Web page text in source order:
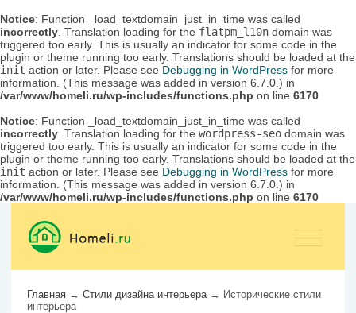
Notice: Function _load_textdomain_just_in_time was called
incorrectly . Translation loading for the flatpm_l10n domain was
triggered too early. This is usually an indicator for some code in the
plugin or theme running too early. Translations should be loaded at the
init action or later. Please see Debugging in WordPress for more
information. (This message was added in version 6.7.0.) in
/var/www/homeli.ru/wp-includes/functions.php on line 6170
Notice: Function _load_textdomain_just_in_time was called
incorrectly . Translation loading for the wordpress-seo domain was
triggered too early. This is usually an indicator for some code in the
plugin or theme running too early. Translations should be loaded at the
init action or later. Please see Debugging in WordPress for more
information. (This message was added in version 6.7.0.) in
/var/www/homeli.ru/wp-includes/functions.php on line 6170
Главная → Стили дизайна интерьера → Исторические стили
интерьера